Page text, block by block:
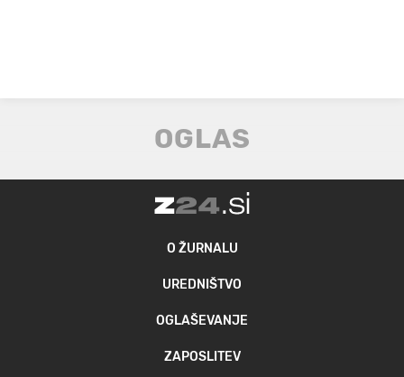
O ŽURNALU
UREDNIŠTVO
OGLAŠEVANJE
ZAPOSLITEV